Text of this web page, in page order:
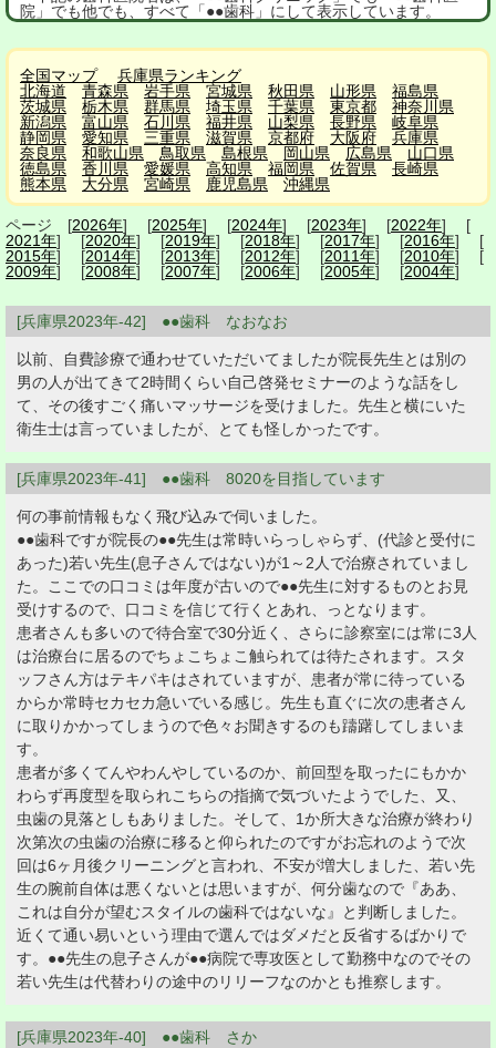
院」でも他でも、すべて「●●歯科」にして表示しています。
全国マップ
兵庫県ランキング
北海道
青森県 岩手県 宮城県 秋田県 山形県
福島県
茨城県
栃木県 群馬県 埼玉県 千葉県 東京都
神奈川県
新潟県
富山県 石川県 福井県 山梨県 長野県
岐阜県
静岡県
愛知県 三重県 滋賀県 京都府 大阪府
兵庫県
奈良県
和歌山県 鳥取県 島根県 岡山県 広島県
山口県
徳島県
香川県 愛媛県 高知県 福岡県 佐賀県
長崎県
熊本県
大分県 宮崎県 鹿児島県 沖縄県
ページ [2026年] [2025年] [2024年] [2023年] [2022年] [
2021年] [2020年] [2019年] [2018年] [2017年] [2016年] [
2015年] [2014年] [2013年] [2012年] [2011年] [2010年] [
2009年] [2008年] [2007年] [2006年] [2005年] [2004年]
[兵庫県2023年-42] ●●歯科 なおなお
以前、自費診療で通わせていただいてましたが院長先生とは別の
男の人が出てきて2時間くらい自己啓発セミナーのような話をし
て、その後すごく痛いマッサージを受けました。先生と横にいた
衛生士は言っていましたが、とても怪しかったです。
[兵庫県2023年-41] ●●歯科 8020を目指しています
何の事前情報もなく飛び込みで伺いました。
●●歯科ですが院長の●●先生は常時いらっしゃらず、(代診と受付に
あった)若い先生(息子さんではない)が1～2人で治療されていまし
た。ここでの口コミは年度が古いので●●先生に対するものとお見
受けするので、口コミを信じて行くとあれ、っとなります。
患者さんも多いので待合室で30分近く、さらに診察室には常に3人
は治療台に居るのでちょこちょこ触られては待たされます。スタ
ッフさん方はテキパキはされていますが、患者が常に待っている
からか常時セカセカ急いでいる感じ。先生も直ぐに次の患者さん
に取りかかってしまうので色々お聞きするのも躊躇してしまいま
す。
患者が多くてんやわんやしているのか、前回型を取ったにもかか
わらず再度型を取られこちらの指摘で気づいたようでした、又、
虫歯の見落としもありました。そして、1か所大きな治療が終わり
次第次の虫歯の治療に移ると仰られたのですがお忘れのようで次
回は6ヶ月後クリーニングと言われ、不安が増大しました、若い先
生の腕前自体は悪くないとは思いますが、何分歯なので『ああ、
これは自分が望むスタイルの歯科ではないな』と判断しました。
近くて通い易いという理由で選んではダメだと反省するばかりで
す。●●先生の息子さんが●●病院で専攻医として勤務中なのでその
若い先生は代替わりの途中のリリーフなのかとも推察します。
[兵庫県2023年-40] ●●歯科 さか